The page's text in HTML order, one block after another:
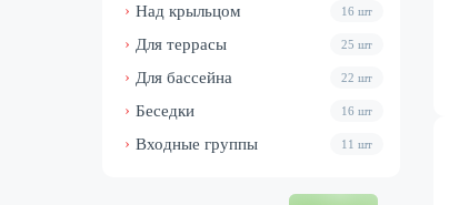
Над крыльцом 16 шт
Для террасы 25 шт
Для бассейна 22 шт
Беседки 16 шт
Входные группы 11 шт